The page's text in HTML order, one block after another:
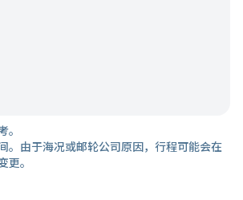
。由于海况或邮轮公司原因，行程可能会在
。